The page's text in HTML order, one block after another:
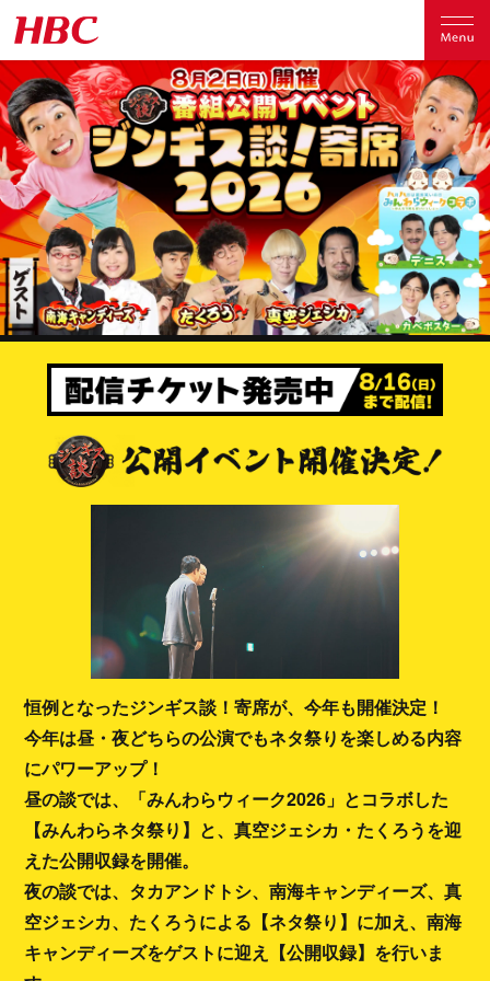
恒例となったジンギス談！寄席が、今年も開催決定！
今年は昼・夜どちらの公演でもネタ祭りを楽しめる内容
にパワーアップ！
昼の談では、「みんわらウィーク2026」とコラボした
【みんわらネタ祭り】と、真空ジェシカ・たくろうを迎
えた公開収録を開催。
夜の談では、タカアンドトシ、南海キャンディーズ、真
空ジェシカ、たくろうによる【ネタ祭り】に加え、南海
キャンディーズをゲストに迎え【公開収録】を行いま